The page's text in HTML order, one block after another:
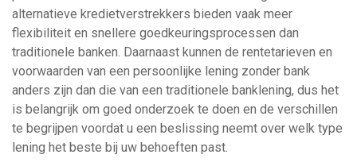
alternatieve kredietverstrekkers bieden vaak meer
flexibiliteit en snellere goedkeuringsprocessen dan
traditionele banken. Daarnaast kunnen de rentetarieven en
voorwaarden van een persoonlijke lening zonder bank
anders zijn dan die van een traditionele banklening, dus het
is belangrijk om goed onderzoek te doen en de verschillen
te begrijpen voordat u een beslissing neemt over welk type
lening het beste bij uw behoeften past.